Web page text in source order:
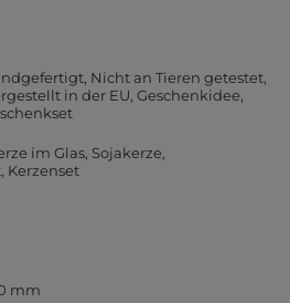
Nicht an Tieren getestet
in der EU Geschenkidee
im Glas Sojakerze
Kerzenset
mm